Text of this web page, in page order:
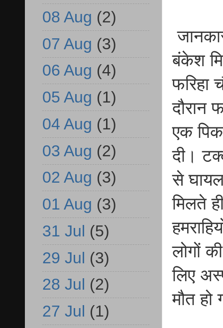
बंकेश
फरिहा
दौरान
एक
दी।
से
मिलते
लोगों
लिए
मौत हो
08 Aug (2)
07 Aug (3)
06 Aug (4)
05 Aug (1)
04 Aug (1)
03 Aug (2)
02 Aug (3)
01 Aug (3)
31 Jul (5)
29 Jul (3)
28 Jul (2)
27 Jul (1)